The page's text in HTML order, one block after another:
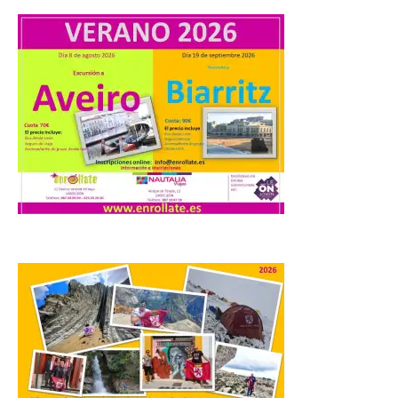
jóvenes “Enredando.info”. Eduardo
Morán nos envía desde la carretera […]
Camarzius fest: frente al
macroevento, un festival
cultural transformador
que apuesta por el legado.
6 Ago 2026
Tera volverá a convertirse
en punto de encuentro,
con la Villa Romana de
Orpheus. Vivimos un momento en el que la
música en directo mueve grandes
fenómenos de […]